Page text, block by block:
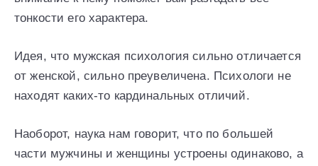
тонкости его характера.
Идея, что мужская психология сильно отличается
от женской, сильно преувеличена. Психологи не
находят каких-то кардинальных отличий.
Наоборот, наука нам говорит, что по большей
части мужчины и женщины устроены одинаково, а